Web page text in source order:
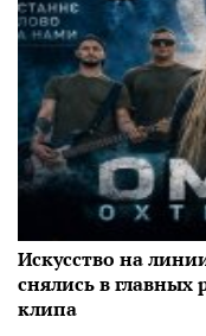
Искусство на
снялись в главных
клипа